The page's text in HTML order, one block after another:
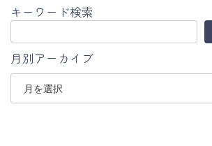
キーワード検索
月別アーカイブ
ア
カ